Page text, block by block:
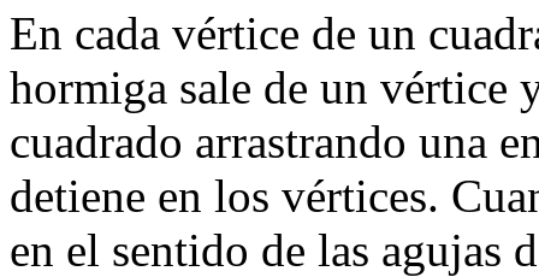
En cada vértice de un
hormiga sale de un vértice
cuadrado arrastrando una
detiene en los vértices.
en el sentido de las agujas